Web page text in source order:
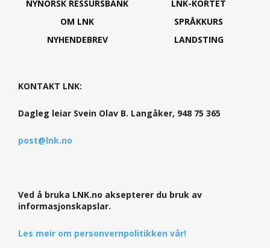
NYNORSK RESSURSBANK
OM LNK
NYHENDEBREV
LNK-KORTET
SPRÅKKURS
LANDSTING
KONTAKT LNK:
Dagleg leiar Svein Olav B. Langåker, 948 75 365
post@lnk.no
Ved å bruka LNK.no aksepterer du bruk av
informasjonskapslar.
Les meir om personvernpolitikken vår!